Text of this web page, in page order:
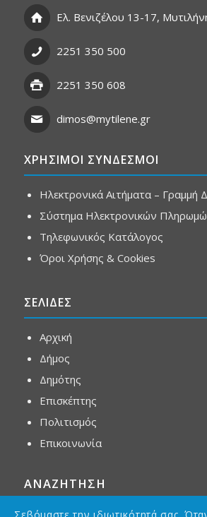
Ελ. Βενιζέλου 13-17,
2251 350 500
2251 350 608
dimos@mytilene.gr
ΧΡΗΣΙΜΟΙ ΣΥΝΔΕΣΜΟΙ
Ηλεκτρονικά Αιτήματα – Γραμμή
Σύστημα Ηλεκτρονικών
Τηλεφωνικός Κατάλογος
Όροι Χρήσης & Cookies
ΣΕΛΙΔΕΣ
Αρχική
Δήμος
Δημότης
Επισκέπτης
Πολιτισμός
Επικοινωνία
ΑΝΑΖΗΤΗΣΗ